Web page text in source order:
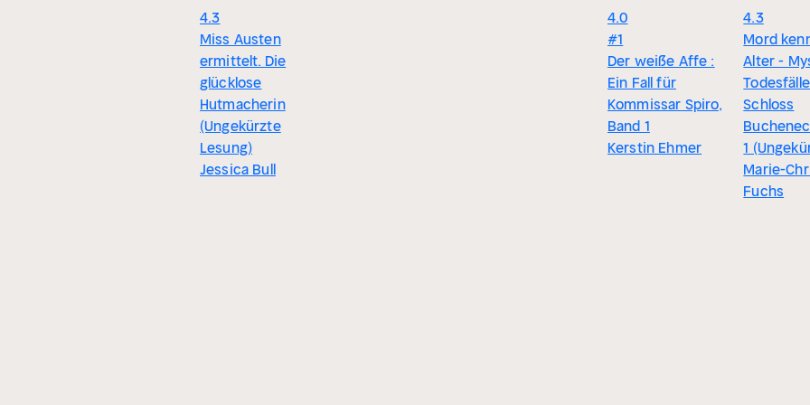
4.3
Miss Austen
ermittelt. Die
glücklose
Hutmacherin
(Ungekürzte
Lesung)
Jessica Bull
4.0
#1
Der weiße Affe :
Ein Fall für
Kommissar Spiro,
Band 1
Kerstin Ehmer
4.3
Mord
Alter -
Schloss
1
Marie-
Fuchs